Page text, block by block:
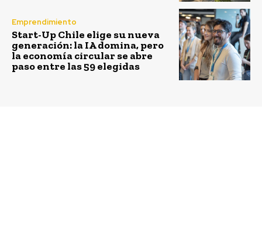
Emprendimiento
Start-Up Chile elige su nueva
generación: la IA domina, pero
la economía circular se abre
paso entre las 59 elegidas